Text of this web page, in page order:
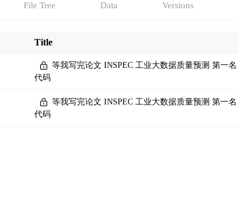
File Tree Data Versions
Title
等我写完论文 INSPEC 工业大数据质量预测 第一名
代码
等我写完论文 INSPEC 工业大数据质量预测 第一名
代码